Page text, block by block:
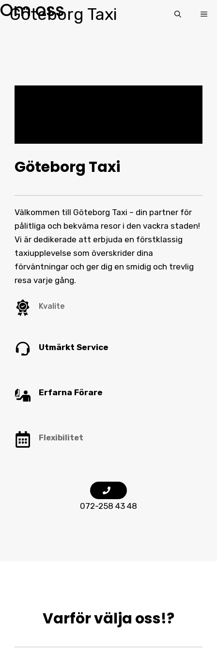
SkipGöteborg Taxi
Om oss
Göteborg Taxi
Välkommen till Göteborg Taxi – din partner för
pålitliga och bekväma resor i den vackra staden!
Vi är dedikerade att erbjuda en förstklassig
taxiupplevelse som överskrider dina
förväntningar och ger dig en smidig och trevlig
resa varje gång.
Kvalite
Utmärkt Service
Erfarna Förare
Flexibilitet
072-258 43 48
Varför välja oss!?